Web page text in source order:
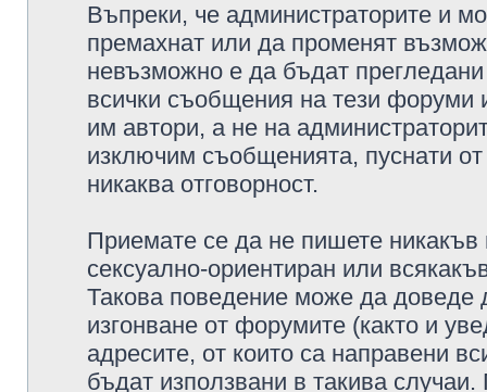
Въпреки, че администраторите и
премахнат или да променят
невъзможно е да бъдат
всички съобщения на тези форуми
им автори, а не на
изключим съобщенията, пуснати
никаква отговорност.
Приемате се да не пишете никакъв
сексуално-ориентиран или
Такова поведение може да доведе
изгонване от форумите (както и
адресите, от които са направени
бъдат използвани в такива